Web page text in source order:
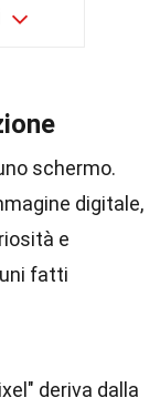
schermo.
digitale,
e
fatti
deriva dalla